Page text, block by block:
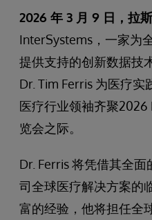
2026 年 3 月 9 日，
InterSystems，一家为
提供支持的创新数据技
Dr. Tim Ferris 为医疗
医疗行业领袖齐聚
览会之际。
Dr. Ferris 将凭借其全
司全球医疗解决方案的
富的经验，他将担任全